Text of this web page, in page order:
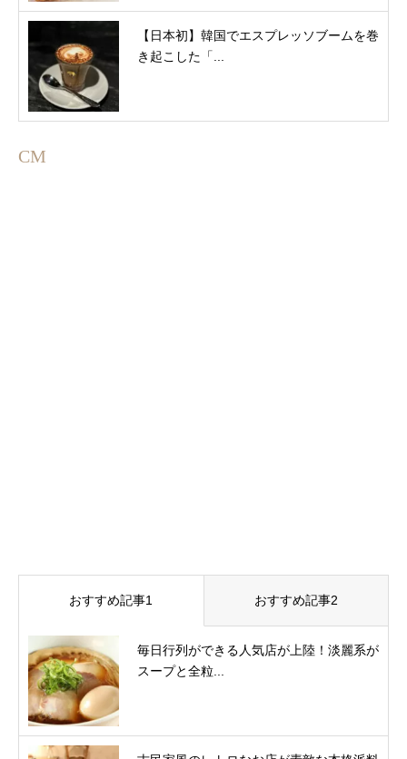
【日本初】韓国でエスプレッソブームを巻
き起こした「...
CM
おすすめ記事1 おすすめ記事2
毎日行列ができる人気店が上陸！淡麗系が
スープと全粒...